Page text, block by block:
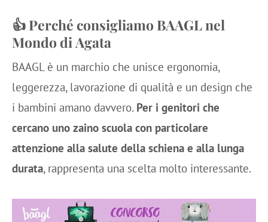
👍Perché consigliamo BAAGL nel
Mondo di Agata
BAAGL è un marchio che unisce ergonomia,
leggerezza, lavorazione di qualità e un design che
i bambini amano davvero. Per i genitori che
cercano uno zaino scuola con particolare
attenzione alla salute della schiena e alla lunga
durata, rappresenta una scelta molto interessante.